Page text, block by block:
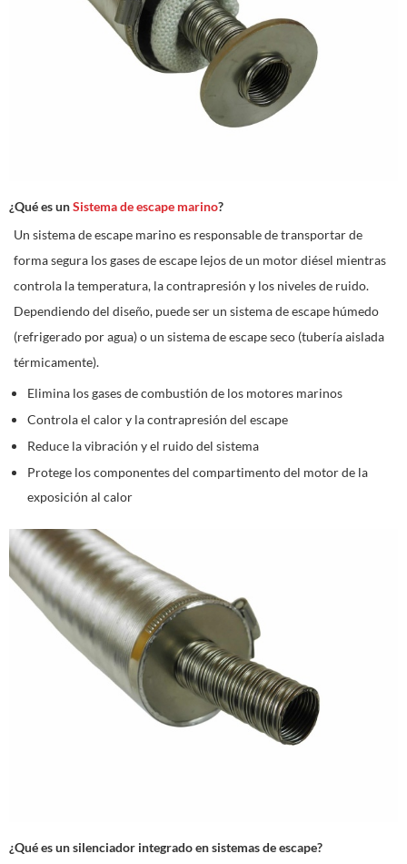
¿Qué es unSistema de escape marino?
Un sistema de escape marino es responsable de transportar de
forma segura los gases de escape lejos de un motor diésel mientras
controla la temperatura, la contrapresión y los niveles de ruido.
Dependiendo del diseño, puede ser un sistema de escape húmedo
(refrigerado por agua) o un sistema de escape seco (tubería aislada
térmicamente).
Elimina los gases de combustión de los motores marinos
Controla el calor y la contrapresión del escape
Reduce la vibración y el ruido del sistema
Protege los componentes del compartimento del motor de la
exposición al calor
¿Qué es un silenciador integrado en sistemas de escape?